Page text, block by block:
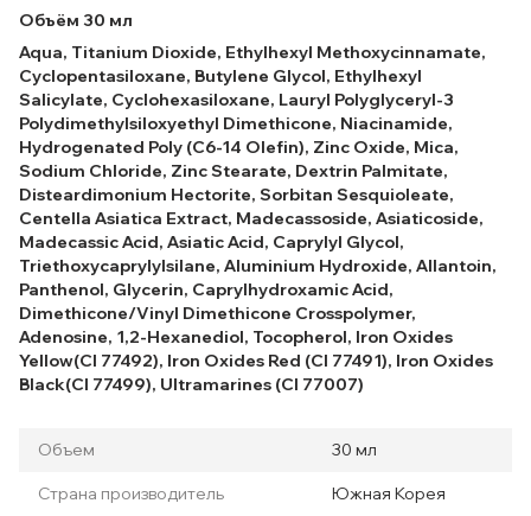
Объём 30 мл
Aqua, Titanium Dioxide, Ethylhexyl Methoxycinnamate,
Cyclopentasiloxane, Butylene Glycol, Ethylhexyl
Salicylate, Cyclohexasiloxane, Lauryl Polyglyceryl-3
Polydimethylsiloxyethyl Dimethicone, Niacinamide,
Hydrogenated Poly (C6-14 Olefin), Zinc Oxide, Mica,
Sodium Chloride, Zinc Stearate, Dextrin Palmitate,
Disteardimonium Hectorite, Sorbitan Sesquioleate,
Centella Asiatica Extract, Madecassoside, Asiaticoside,
Madecassic Acid, Asiatic Acid, Caprylyl Glycol,
Triethoxycaprylylsilane, Aluminium Hydroxide, Allantoin,
Panthenol, Glycerin, Caprylhydroxamic Acid,
Dimethicone/Vinyl Dimethicone Crosspolymer,
Adenosine, 1,2-Hexanediol, Tocopherol, Iron Oxides
Yellow(CI 77492), Iron Oxides Red (CI 77491), Iron Oxides
Black(CI 77499), Ultramarines (CI 77007)
Объем 30 мл
Страна производитель Южная Корея